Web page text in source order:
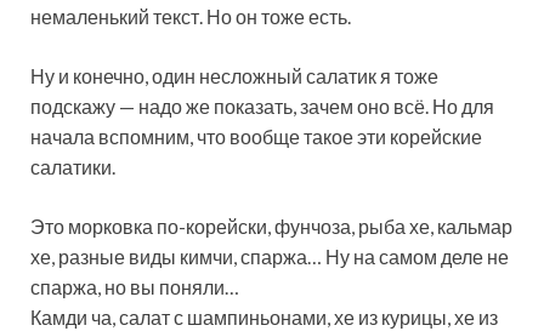
немаленький текст. Но он тоже есть.
Ну и конечно, один несложный салатик я тоже
подскажу — надо же показать, зачем оно всё. Но для
начала вспомним, что вообще такое эти корейские
салатики.
Это морковка по-корейски, фунчоза, рыба хе, кальмар
хе, разные виды кимчи, спаржа… Ну на самом деле не
спаржа, но вы поняли…
Камди ча, салат с шампиньонами, хе из курицы, хе из